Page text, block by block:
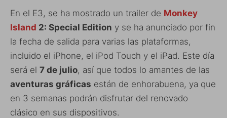
En el E3, se ha mostrado un trailer de Monkey
Island 2: Special Edition y se ha anunciado por fin
la fecha de salida para varias las plataformas,
incluido el iPhone, el iPod Touch y el iPad. Este día
será el 7 de julio, así que todos lo amantes de las
aventuras gráficas están de enhorabuena, ya que
en 3 semanas podrán disfrutar del renovado
clásico en sus dispositivos.